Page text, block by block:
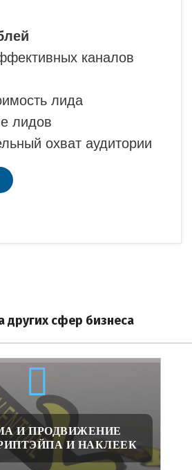
каналов
лида
лидов
охват аудитории
других сфер бизнеса
И ПРОДВИЖЕНИЕ
И НАКЛЕЕК